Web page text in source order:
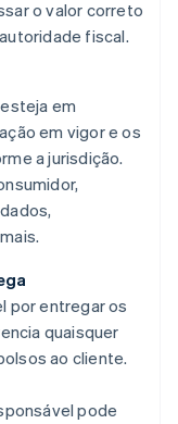
o valor correto
fiscal.
em
em vigor e os
a jurisdição.
por entregar os
quaisquer
ao cliente.
pode